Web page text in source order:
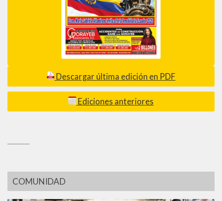
Descargar última edición en PDF
Ediciones anteriores
COMUNIDAD